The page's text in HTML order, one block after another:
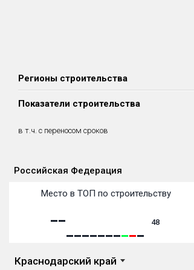
Регионы строительства
Показатели строительства
в т.ч. с переносом сроков
Сдано в 2018
0 м²
Сдано в 2019
0 м²
Российская Федерация
Место в ТОП по строительству
48
Краснодарский край